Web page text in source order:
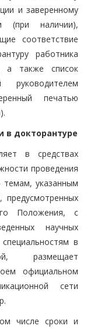
и заверенному
(при наличии),
соответствие
работника
а также список
руководителем
печатью
в докторантуре
в средствах
проведения
темам, указанным
предусмотренных
Положения, с
научных
в
размещает
официальном
сети
числе сроки и